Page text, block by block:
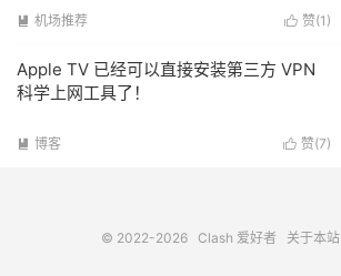
 赞(1 )
 机场推荐
Apple TV 已经可以直接安装第三方 VPN
科学上网工具了！
 赞(7)
 博客
© 2022-2026 Clash 爱好者 关于本站